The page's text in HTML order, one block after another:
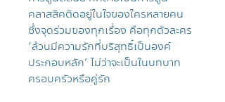
คลาสสิคติดอยู่ในใจของใครหลายคน
ซึ่งจุดร่วมของทุกเรื่อง คือทุกตัวละคร
‘ล้วนมีความรักที่บริสุทธิ์เป็นองค์
ประกอบหลัก’ ไม่ว่าจะเป็นในบทบาท
ครอบครัวหรือคู่รัก